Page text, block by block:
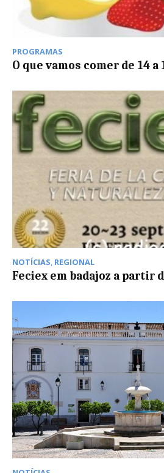
PROGRAMAS
O que vamos comer de 14 a
NOTÍCIAS, REGIONAL
Feciex em badajoz a partir